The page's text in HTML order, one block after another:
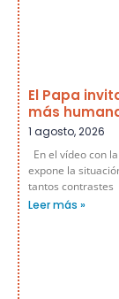
El Papa
más
1 agosto, 2026
En el vídeo con
expone la
tantos contrastes
Leer más »